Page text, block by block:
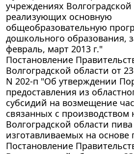
учреждениях Волгоградской
реализующих основную
общеобразовательную
дошкольного образования,
февраль, март 2013 г."
Постановление
Волгоградской области от
N 202-п "Об утверждении
предоставления из
субсидий на возмещение
связанных с производством
Волгоградской области
изготавливаемых на основе
Постановление